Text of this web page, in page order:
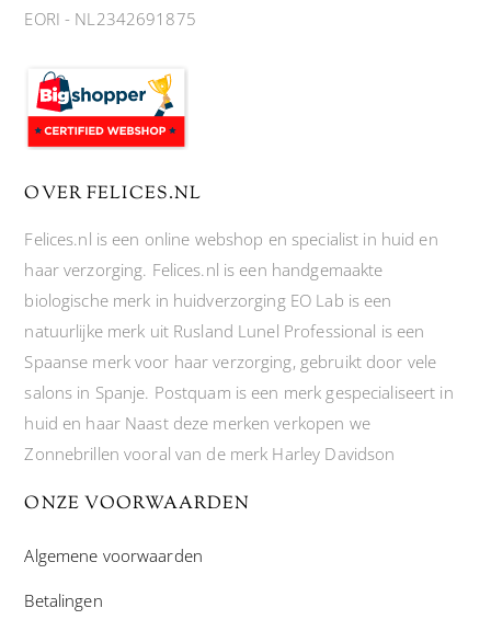
EORI - NL2342691875
OVER FELICES.NL
Felices.nl is een online webshop en specialist in huid en
haar verzorging. Felices.nl is een handgemaakte
biologische merk in huidverzorging EO Lab is een
natuurlijke merk uit Rusland Lunel Professional is een
Spaanse merk voor haar verzorging, gebruikt door vele
salons in Spanje. Postquam is een merk gespecialiseert in
huid en haar Naast deze merken verkopen we
Zonnebrillen vooral van de merk Harley Davidson
ONZE VOORWAARDEN
Algemene voorwaarden
Betalingen